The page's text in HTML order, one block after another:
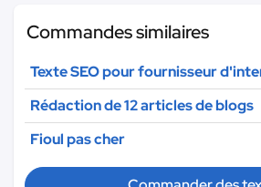
Commandes similaires
Texte SEO pour fournisseur
Rédaction de 12 articles de blogs
Fioul pas cher